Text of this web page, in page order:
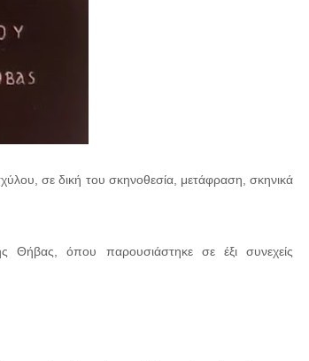
σε δική του σκηνοθεσία, μετάφραση, σκηνικά
όπου παρουσιάστηκε σε έξι συνεχείς